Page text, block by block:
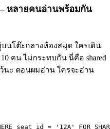
หลายคนอ่านพร้อมกัน
นโต๊ะกลางห้องสมุด ใครเดิน
คน ไม่กระทบกัน นี่คือ shared
นะ ตอนผมอ่าน ใครจะอ่าน
seat_id = '12A' FOR